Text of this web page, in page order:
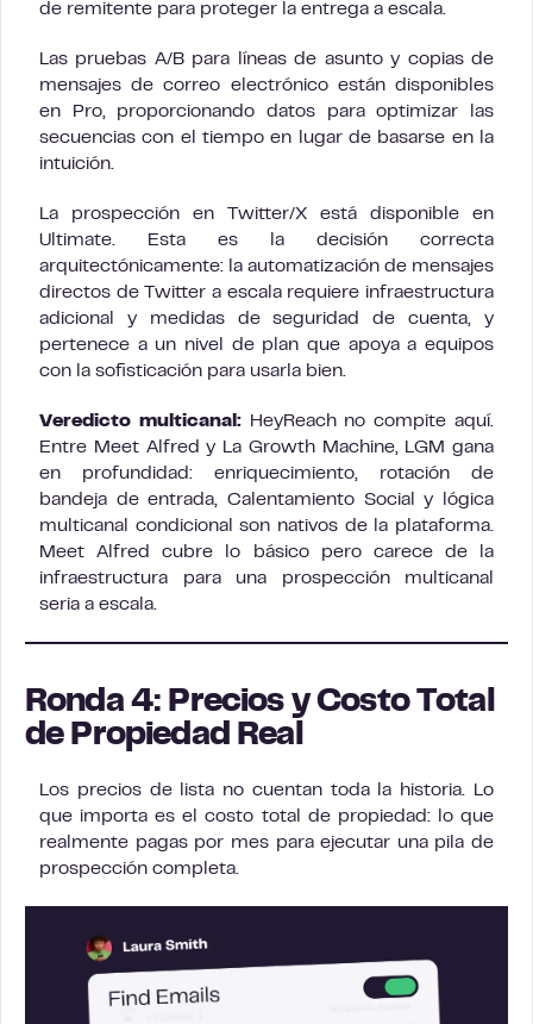
de remitente para proteger la entrega a escala.
Las pruebas A/B para líneas de asunto y copias de
mensajes de correo electrónico están disponibles
en Pro, proporcionando datos para optimizar las
secuencias con el tiempo en lugar de basarse en la
intuición.
La prospección en Twitter/X está disponible en
Ultimate. Esta es la decisión correcta
arquitectónicamente: la automatización de mensajes
directos de Twitter a escala requiere infraestructura
adicional y medidas de seguridad de cuenta, y
pertenece a un nivel de plan que apoya a equipos
con la sofisticación para usarla bien.
Veredicto multicanal:HeyReach no compite aquí.
Entre Meet Alfred y La Growth Machine, LGM gana
en profundidad: enriquecimiento, rotación de
bandeja de entrada, Calentamiento Social y lógica
multicanal condicional son nativos de la plataforma.
Meet Alfred cubre lo básico pero carece de la
infraestructura para una prospección multicanal
seria a escala.
Ronda 4: Precios y Costo Total
de Propiedad Real
Los precios de lista no cuentan toda la historia. Lo
que importa es el costo total de propiedad: lo que
realmente pagas por mes para ejecutar una pila de
prospección completa.